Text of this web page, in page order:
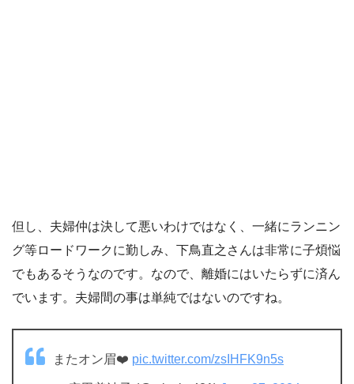
但し、夫婦仲は決して悪いわけではなく、一緒にランニン
グ等ロードワークに勤しみ、下鳥直之さんは非常に子煩悩
でもあるそうなのです。なので、離婚にはいたらずに済ん
でいます。夫婦間の事は単純ではないのですね。
またオン眉❤️ pic.twitter.com/zsIHFK9n5s